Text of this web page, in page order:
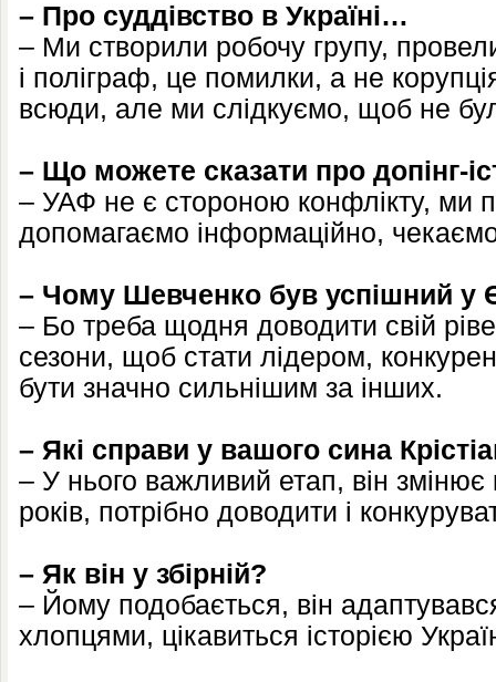
– Про суддівство в Україні…
– Ми створили робочу групу,
і поліграф, це помилки, а не
всюди, але ми слідкуємо, щоб не
– Що можете сказати про допінг-
– УАФ не є стороною конфлікту, ми
допомагаємо інформаційно,
– Чому Шевченко був успішний у
– Бо треба щодня доводити свій
сезони, щоб стати лідером,
бути значно сильнішим за інших.
– Які справи у вашого сина
– У нього важливий етап, він
років, потрібно доводити і
– Як він у збірній?
– Йому подобається, він
хлопцями, цікавиться історією